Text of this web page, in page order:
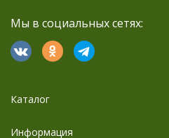
Мы в социальных сетях:
Каталог
Информация